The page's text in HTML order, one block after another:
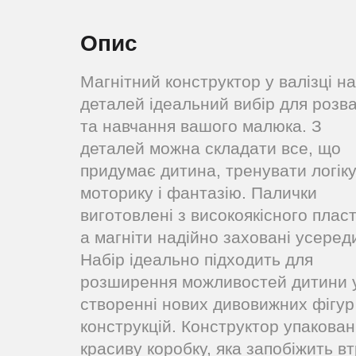
Опис
Магнітний конструктор у валізці
деталей ідеальний вибір для
та навчання вашого малюка. З
деталей можна складати все, що
придумає дитина, тренувати
моторику і фантазію. Палички
виготовлені з високоякісного
а магніти надійно заховані
Набір ідеально підходить для
розширення можливостей дитини
створенні нових дивовижних
конструкцій. Конструктор
красиву коробку, яка запобіжить